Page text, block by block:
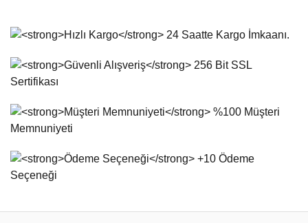
Görüş ve önerileriniz için teşekkür ederiz.
Ürün resmi kalitesiz, bozuk veya görüntülenemiyor.
Ürün açıklamasında eksik bilgiler bulunuyor.
Ürün fiyatı diğer sitelerden daha pahalı.